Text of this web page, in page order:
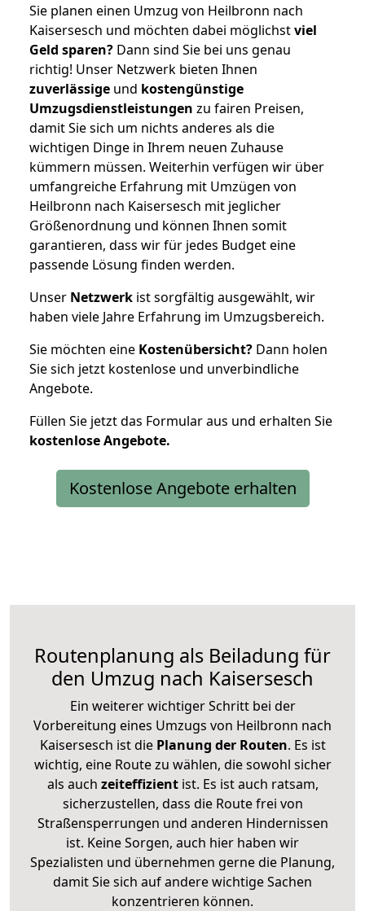
Sie planen einen Umzug von Heilbronn nach
Kaisersesch und möchten dabei möglichstviel
Geld sparen? Dann sind Sie bei uns genau
richtig! Unser Netzwerk bieten Ihnen
zuverlässige und kostengünstige
Umzugsdienstleistungen zu fairen Preisen,
damit Sie sich um nichts anderes als die
wichtigen Dinge in Ihrem neuen Zuhause
kümmern müssen. Weiterhin verfügen wir über
umfangreiche Erfahrung mit Umzügen von
Heilbronn nach Kaisersesch mit jeglicher
Größenordnung und können Ihnen somit
garantieren, dass wir für jedes Budget eine
passende Lösung finden werden.
Unser Netzwerk ist sorgfältig ausgewählt, wir
haben viele Jahre Erfahrung im Umzugsbereich.
Sie möchten eine Kostenübersicht? Dann holen
Sie sich jetzt kostenlose und unverbindliche
Angebote.
Füllen Sie jetzt das Formular aus und erhalten Sie
kostenloseAngebote.
Kostenlose Angebote erhalten
Routenplanung als Beiladung für
den Umzug nach Kaisersesch
Ein weiterer wichtiger Schritt bei der
Vorbereitung eines Umzugs von Heilbronn nach
Kaisersesch ist diePlanung der Routen. Es ist
wichtig, eine Route zu wählen, die sowohl sicher
als auch zeiteffizientist. Es ist auch ratsam,
sicherzustellen, dass die Route frei von
Straßensperrungen und anderen Hindernissen
ist. Keine Sorgen, auch hier haben wir
Spezialisten und übernehmen gerne die Planung,
damit Sie sich auf andere wichtige Sachen
konzentrieren können.